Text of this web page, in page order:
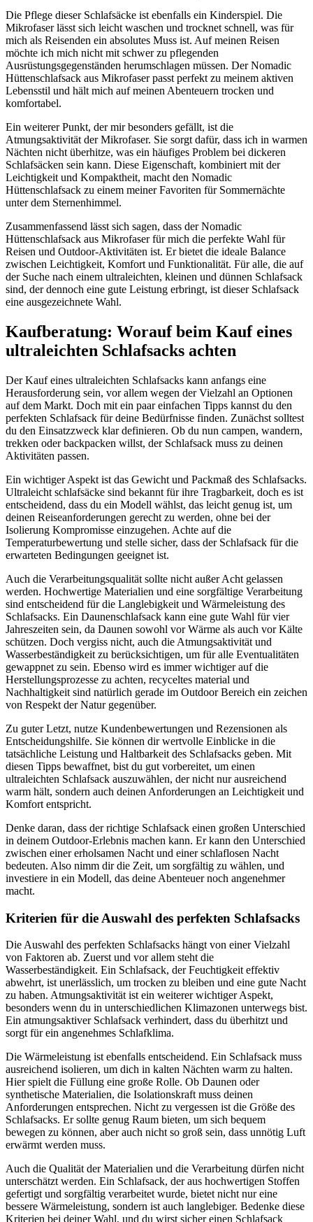
Die Pflege dieser Schlafsäcke ist ebenfalls ein Kinderspiel. Die
Mikrofaser lässt sich leicht waschen und trocknet schnell, was für
mich als Reisenden ein absolutes Muss ist. Auf meinen Reisen
möchte ich mich nicht mit schwer zu pflegenden
Ausrüstungsgegenständen herumschlagen müssen. Der Nomadic
Hüttenschlafsack aus Mikrofaser passt perfekt zu meinem aktiven
Lebensstil und hält mich auf meinen Abenteuern trocken und
komfortabel.
Ein weiterer Punkt, der mir besonders gefällt, ist die
Atmungsaktivität der Mikrofaser. Sie sorgt dafür, dass ich in warmen
Nächten nicht überhitze, was ein häufiges Problem bei dickeren
Schlafsäcken sein kann. Diese Eigenschaft, kombiniert mit der
Leichtigkeit und Kompaktheit, macht den Nomadic
Hüttenschlafsack zu einem meiner Favoriten für Sommernächte
unter dem Sternenhimmel.
Zusammenfassend lässt sich sagen, dass der Nomadic
Hüttenschlafsack aus Mikrofaser für mich die perfekte Wahl für
Reisen und Outdoor-Aktivitäten ist. Er bietet die ideale Balance
zwischen Leichtigkeit, Komfort und Funktionalität. Für alle, die auf
der Suche nach einem ultraleichten, kleinen und dünnen Schlafsack
sind, der dennoch eine gute Leistung erbringt, ist dieser Schlafsack
eine ausgezeichnete Wahl.
Kaufberatung: Worauf beim Kauf eines
ultraleichten Schlafsacks achten
Der Kauf eines ultraleichten Schlafsacks kann anfangs eine
Herausforderung sein, vor allem wegen der Vielzahl an Optionen
auf dem Markt. Doch mit ein paar einfachen Tipps kannst du den
perfekten Schlafsack für deine Bedürfnisse finden. Zunächst solltest
du den Einsatzzweck klar definieren. Ob du nun campen, wandern,
trekken oder backpacken willst, der Schlafsack muss zu deinen
Aktivitäten passen.
Ein wichtiger Aspekt ist das Gewicht und Packmaß des Schlafsacks.
Ultraleicht schlafsäcke sind bekannt für ihre Tragbarkeit, doch es ist
entscheidend, dass du ein Modell wählst, das leicht genug ist, um
deinen Reiseanforderungen gerecht zu werden, ohne bei der
Isolierung Kompromisse einzugehen. Achte auf die
Temperaturbewertung und stelle sicher, dass der Schlafsack für die
erwarteten Bedingungen geeignet ist.
Auch die Verarbeitungsqualität sollte nicht außer Acht gelassen
werden. Hochwertige Materialien und eine sorgfältige Verarbeitung
sind entscheidend für die Langlebigkeit und Wärmeleistung des
Schlafsacks. Ein Daunenschlafsack kann eine gute Wahl für vier
Jahreszeiten sein, da Daunen sowohl vor Wärme als auch vor Kälte
schützen. Doch vergiss nicht, auch die Atmungsaktivität und
Wasserbeständigkeit zu berücksichtigen, um für alle Eventualitäten
gewappnet zu sein. Ebenso wird es immer wichtiger auf die
Herstellungsprozesse zu achten, recyceltes material und
Nachhaltigkeit sind natürlich gerade im Outdoor Bereich ein zeichen
von Respekt der Natur gegenüber.
Zu guter Letzt, nutze Kundenbewertungen und Rezensionen als
Entscheidungshilfe. Sie können dir wertvolle Einblicke in die
tatsächliche Leistung und Haltbarkeit des Schlafsacks geben. Mit
diesen Tipps bewaffnet, bist du gut vorbereitet, um einen
ultraleichten Schlafsack auszuwählen, der nicht nur ausreichend
warm hält, sondern auch deinen Anforderungen an Leichtigkeit und
Komfort entspricht.
Denke daran, dass der richtige Schlafsack einen großen Unterschied
in deinem Outdoor-Erlebnis machen kann. Er kann den Unterschied
zwischen einer erholsamen Nacht und einer schlaflosen Nacht
bedeuten. Also nimm dir die Zeit, um sorgfältig zu wählen, und
investiere in ein Modell, das deine Abenteuer noch angenehmer
macht.
Kriterien für die Auswahl des perfekten Schlafsacks
Die Auswahl des perfekten Schlafsacks hängt von einer Vielzahl
von Faktoren ab. Zuerst und vor allem steht die
Wasserbeständigkeit. Ein Schlafsack, der Feuchtigkeit effektiv
abwehrt, ist unerlässlich, um trocken zu bleiben und eine gute Nacht
zu haben. Atmungsaktivität ist ein weiterer wichtiger Aspekt,
besonders wenn du in unterschiedlichen Klimazonen unterwegs bist.
Ein atmungsaktiver Schlafsack verhindert, dass du überhitzt und
sorgt für ein angenehmes Schlafklima.
Die Wärmeleistung ist ebenfalls entscheidend. Ein Schlafsack muss
ausreichend isolieren, um dich in kalten Nächten warm zu halten.
Hier spielt die Füllung eine große Rolle. Ob Daunen oder
synthetische Materialien, die Isolationskraft muss deinen
Anforderungen entsprechen. Nicht zu vergessen ist die Größe des
Schlafsacks. Er sollte genug Raum bieten, um sich bequem
bewegen zu können, aber auch nicht so groß sein, dass unnötig Luft
erwärmt werden muss.
Auch die Qualität der Materialien und die Verarbeitung dürfen nicht
unterschätzt werden. Ein Schlafsack, der aus hochwertigen Stoffen
gefertigt und sorgfältig verarbeitet wurde, bietet nicht nur eine
bessere Wärmeleistung, sondern ist auch langlebiger. Bedenke diese
Kriterien bei deiner Wahl, und du wirst sicher einen Schlafsack